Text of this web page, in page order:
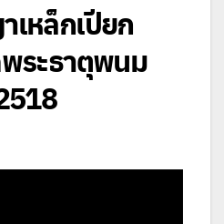
หล็กเปียก
ระธาตุพนม